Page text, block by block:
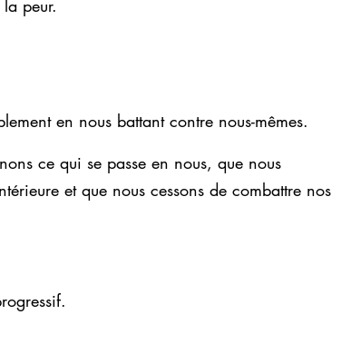
peur.
en nous battant contre nous-mêmes.
ce qui se passe en nous, que nous
et que nous cessons de combattre nos